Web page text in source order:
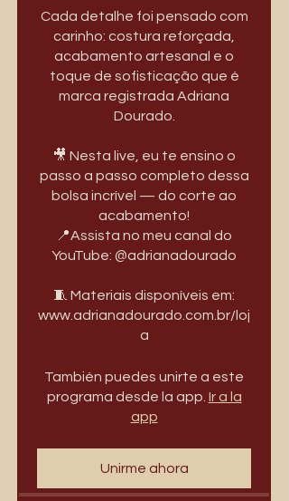
Cada detalhe foi pensado com
carinho: costura reforçada,
acabamento artesanal e o
toque de sofisticação que é
marca registrada Adriana
Dourado.
🎥 Nesta live, eu te ensino o
passo a passo completo dessa
bolsa incrível — do corte ao
acabamento!
📍Assista no meu canal do
YouTube: @adrianadourado
🧵 Materiais disponíveis em:
www.adrianadourado.com.br/loj
a
También puedes unirte a este
programa desde la app. Ir a la
app
Unirme ahora